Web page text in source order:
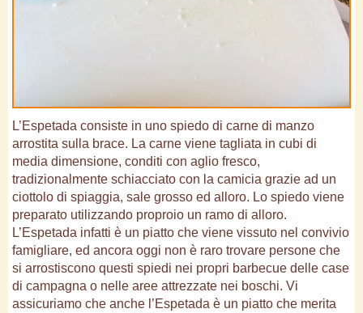
L’Espetada consiste in uno spiedo di carne di manzo
arrostita sulla brace. La carne viene tagliata in cubi di
media dimensione, conditi con aglio fresco,
tradizionalmente schiacciato con la camicia grazie ad un
ciottolo di spiaggia, sale grosso ed alloro. Lo spiedo viene
preparato utilizzando proproio un ramo di alloro.
L’Espetada infatti è un piatto che viene vissuto nel convivio
famigliare, ed ancora oggi non è raro trovare persone che
si arrostiscono questi spiedi nei propri barbecue delle case
di campagna o nelle aree attrezzate nei boschi. Vi
assicuriamo che anche l’Espetada è un piatto che merita